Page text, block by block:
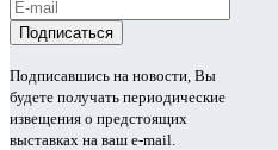
Подписавшись на новости, Вы
будете получать периодические
извещения о предстоящих
выставках на ваш e-mail.